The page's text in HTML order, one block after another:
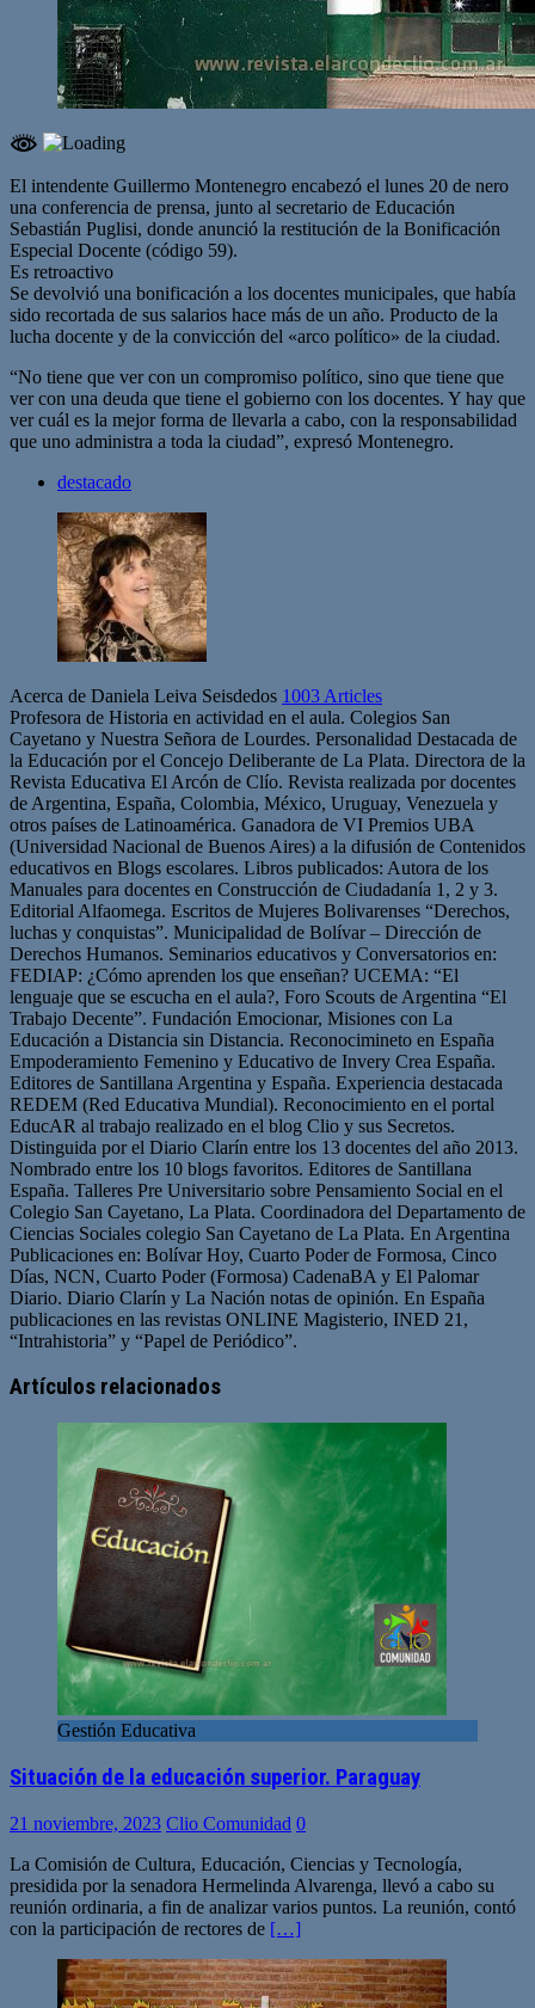
El intendente Guillermo Montenegro encabezó el lunes 20 de nero
una conferencia de prensa, junto al secretario de Educación
Sebastián Puglisi, donde anunció la restitución de la Bonificación
Especial Docente (código 59).
Es retroactivo
Se devolvió una bonificación a los docentes municipales, que había
sido recortada de sus salarios hace más de un año. Producto de la
lucha docente y de la convicción del «arco político» de la ciudad.
“No tiene que ver con un compromiso político, sino que tiene que
ver con una deuda que tiene el gobierno con los docentes. Y hay que
ver cuál es la mejor forma de llevarla a cabo, con la responsabilidad
que uno administra a toda la ciudad”, expresó Montenegro.
destacado
Acerca de Daniela Leiva Seisdedos 1003 Articles
Profesora de Historia en actividad en el aula. Colegios San
Cayetano y Nuestra Señora de Lourdes. Personalidad Destacada de
la Educación por el Concejo Deliberante de La Plata. Directora de la
Revista Educativa El Arcón de Clío. Revista realizada por docentes
de Argentina, España, Colombia, México, Uruguay, Venezuela y
otros países de Latinoamérica. Ganadora de VI Premios UBA
(Universidad Nacional de Buenos Aires) a la difusión de Contenidos
educativos en Blogs escolares. Libros publicados: Autora de los
Manuales para docentes en Construcción de Ciudadanía 1, 2 y 3.
Editorial Alfaomega. Escritos de Mujeres Bolivarenses “Derechos,
luchas y conquistas”. Municipalidad de Bolívar – Dirección de
Derechos Humanos. Seminarios educativos y Conversatorios en:
FEDIAP: ¿Cómo aprenden los que enseñan? UCEMA: “El
lenguaje que se escucha en el aula?, Foro Scouts de Argentina “El
Trabajo Decente”. Fundación Emocionar, Misiones con La
Educación a Distancia sin Distancia. Reconocimineto en España
Empoderamiento Femenino y Educativo de Invery Crea España.
Editores de Santillana Argentina y España. Experiencia destacada
REDEM (Red Educativa Mundial). Reconocimiento en el portal
EducAR al trabajo realizado en el blog Clio y sus Secretos.
Distinguida por el Diario Clarín entre los 13 docentes del año 2013.
Nombrado entre los 10 blogs favoritos. Editores de Santillana
España. Talleres Pre Universitario sobre Pensamiento Social en el
Colegio San Cayetano, La Plata. Coordinadora del Departamento de
Ciencias Sociales colegio San Cayetano de La Plata. En Argentina
Publicaciones en: Bolívar Hoy, Cuarto Poder de Formosa, Cinco
Días, NCN, Cuarto Poder (Formosa) CadenaBA y El Palomar
Diario. Diario Clarín y La Nación notas de opinión. En España
publicaciones en las revistas ONLINE Magisterio, INED 21,
“Intrahistoria” y “Papel de Periódico”.
web
Artículos relacionados
Gestión Educativa
Situación de la educación superior. Paraguay
21 noviembre, 2023 Clio Comunidad 0
La Comisión de Cultura, Educación, Ciencias y Tecnología,
presidida por la senadora Hermelinda Alvarenga, llevó a cabo su
reunión ordinaria, a fin de analizar varios puntos. La reunión, contó
con la participación de rectores de […]